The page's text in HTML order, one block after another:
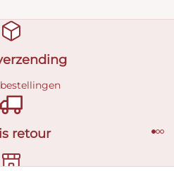
retour